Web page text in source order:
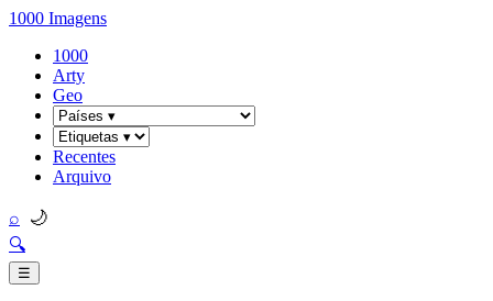
1000 Imagens
1000
Arty
Geo
Recentes
Arquivo
⌕ 🌙
🔍
☰